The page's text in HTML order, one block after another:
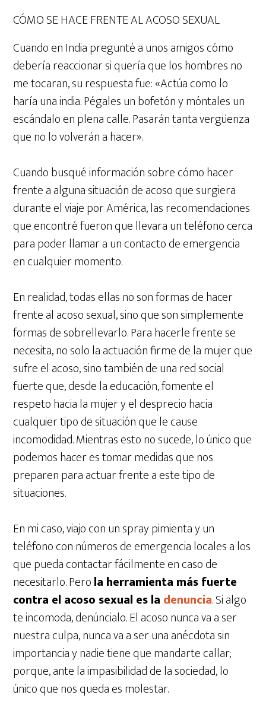
CÓMO SE HACE FRENTE AL ACOSO SEXUAL
Cuando en India pregunté a unos amigos cómo
debería reaccionar si quería que los hombres no
me tocaran, su respuesta fue: «Actúa como lo
haría una india. Pégales un bofetón y móntales un
escándalo en plena calle. Pasarán tanta vergüenza
que no lo volverán a hacer».
Cuando busqué información sobre cómo hacer
frente a alguna situación de acoso que surgiera
durante el viaje por América, las recomendaciones
que encontré fueron que llevara un teléfono cerca
para poder llamar a un contacto de emergencia
en cualquier momento.
En realidad, todas ellas no son formas de hacer
frente al acoso sexual, sino que son simplemente
formas de sobrellevarlo. Para hacerle frente se
necesita, no solo la actuación firme de la mujer que
sufre el acoso, sino también de una red social
fuerte que, desde la educación, fomente el
respeto hacia la mujer y el desprecio hacia
cualquier tipo de situación que le cause
incomodidad. Mientras esto no sucede, lo único que
podemos hacer es tomar medidas que nos
preparen para actuar frente a este tipo de
situaciones.
En mi caso, viajo con un spray pimienta y un
teléfono con números de emergencia locales a los
que pueda contactar fácilmente en caso de
necesitarlo. Perola herramienta más fuerte
contra el acoso sexual es la denuncia. Si algo
te incomoda, denúncialo. El acoso nunca va a ser
nuestra culpa, nunca va a ser una anécdota sin
importancia y nadie tiene que mandarte callar;
porque, ante la impasibilidad de la sociedad, lo
único que nos queda es molestar.